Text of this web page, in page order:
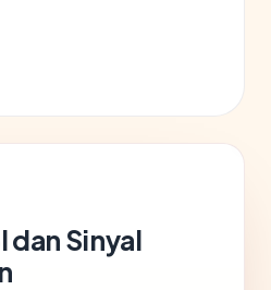
dan Sinyal